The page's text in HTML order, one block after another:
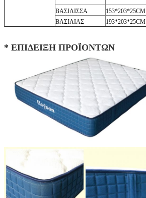
ΒΑΣΙΛΙΣΣΑ 153*203*25CM
ΒΑΣΙΛΙΑΣ
193*203*25CM
* ΕΠΙΔΕΙΞΗ ΠΡΟΪΟΝΤΩΝ